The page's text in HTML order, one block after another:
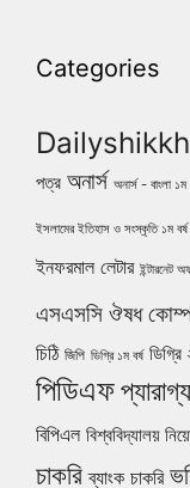
Categories
পত্র অনার্স অনার্স - বাংলা ১ম
ইসলামের ইতিহাস ও সংস্কৃতি ১ম বর্ষ
ইনফরমাল লেটার ইন্টারনেট
এসএসসি ঔষধ
চিঠি জিপি ডিগ্রি ১ম বর্ষ ডিগ্রি
পিডিএফ
বিপিএল বিশ্ববিদ্যালয়
চাকরি ব্যাংক চাকরি